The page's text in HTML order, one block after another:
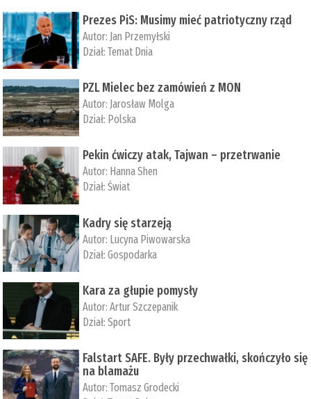
Prezes PiS: Musimy mieć patriotyczny rząd
Autor: Jan Przemyłski
Dział:Temat Dnia
PZL Mielec bez zamówień z MON
Autor: Jarosław Molga
Dział: Polska
Pekin ćwiczy atak, Tajwan – przetrwanie
Autor: ­Hanna Shen
Dział:Świat
Kadry się starzeją
Autor: Lucyna Piwowarska
Dział:Gospodarka
Kara za głupie pomysły
Autor:Artur Szczepanik
Dział:Sport
Falstart SAFE. Były przechwałki, skończyło się
na blamażu
Autor:Tomasz Grodecki